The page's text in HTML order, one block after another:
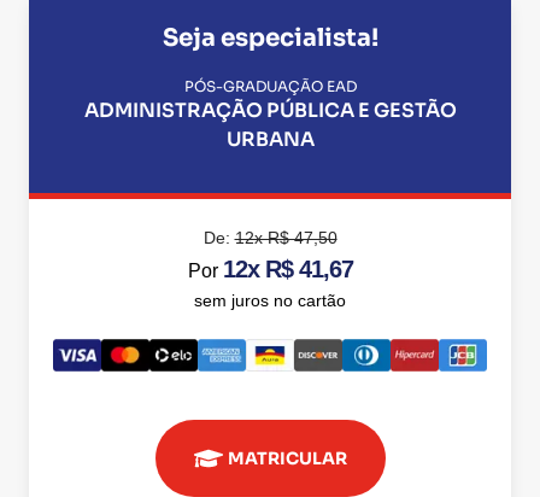
Seja especialista!
PÓS-GRADUAÇÃO EAD
ADMINISTRAÇÃO PÚBLICA E GESTÃO
URBANA
De:12x R$ 47,50
Por 12x R$ 41,67
sem juros no cartão
MATRICULAR